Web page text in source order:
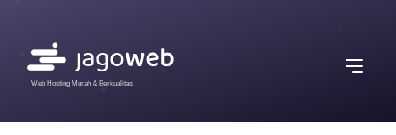
Web Hosting Murah & Berkualitas